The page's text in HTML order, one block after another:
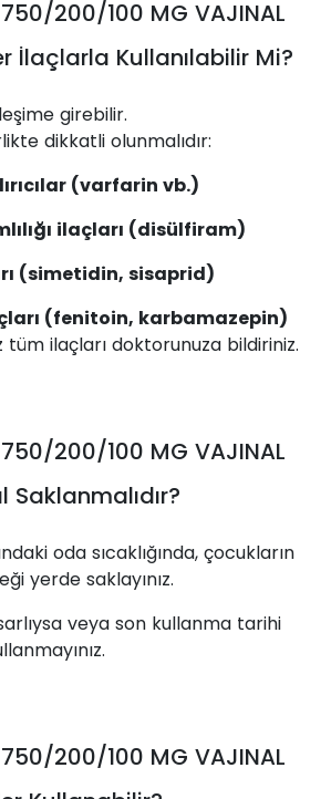
750/200/100 MG VAJINAL
İlaçlarla Kullanılabilir Mi?
girebilir.
dikkatli olunmalıdır:
(varfarin vb.)
ilaçları (disülfiram)
(simetidin, sisaprid)
(fenitoin, karbamazepin)
tüm ilaçları doktorunuza bildiriniz.
750/200/100 MG VAJINAL
Saklanmalıdır?
oda sıcaklığında, çocukların
yerde saklayınız.
veya son kullanma tarihi
750/200/100 MG VAJINAL